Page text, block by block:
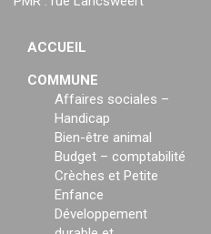
ACCUEIL
COMMUNE
Affaires sociales –
Handicap
Bien-être animal
Budget – comptabilité
Crèches et Petite
Enfance
Développement